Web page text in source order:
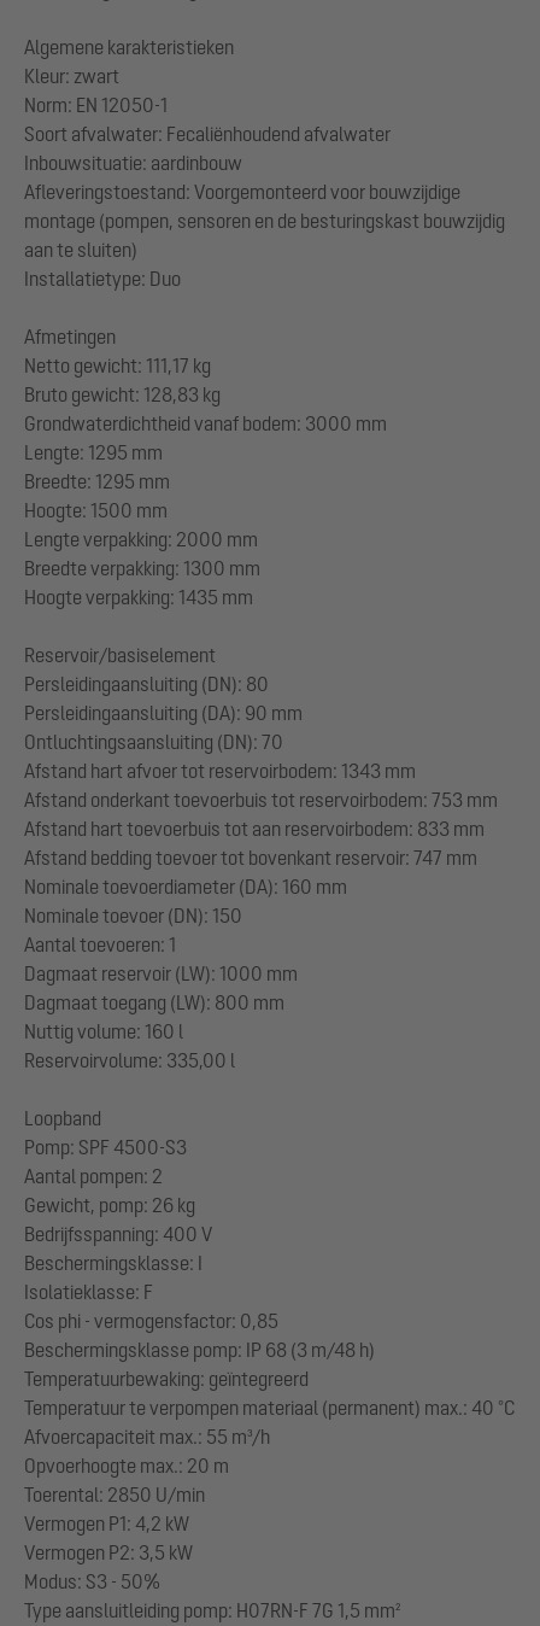
Algemene karakteristieken
Kleur: zwart
Norm: EN 12050-1
Soort afvalwater: Fecaliënhoudend afvalwater
Inbouwsituatie: aardinbouw
Afleveringstoestand: Voorgemonteerd voor bouwzijdige
montage (pompen, sensoren en de besturingskast bouwzijdig
aan te sluiten)
Installatietype: Duo
Afmetingen
Netto gewicht: 111,17 kg
Bruto gewicht: 128,83 kg
Grondwaterdichtheid vanaf bodem: 3000 mm
Lengte: 1295 mm
Breedte: 1295 mm
Hoogte: 1500 mm
Lengte verpakking: 2000 mm
Breedte verpakking: 1300 mm
Hoogte verpakking: 1435 mm
Reservoir/basiselement
Persleidingaansluiting (DN): 80
Persleidingaansluiting (DA): 90 mm
Ontluchtingsaansluiting (DN): 70
Afstand hart afvoer tot reservoirbodem: 1343 mm
Afstand onderkant toevoerbuis tot reservoirbodem: 753 mm
Afstand hart toevoerbuis tot aan reservoirbodem: 833 mm
Afstand bedding toevoer tot bovenkant reservoir: 747 mm
Nominale toevoerdiameter (DA): 160 mm
Nominale toevoer (DN): 150
Aantal toevoeren: 1
Dagmaat reservoir (LW): 1000 mm
Dagmaat toegang (LW): 800 mm
Nuttig volume: 160 l
Reservoirvolume: 335,00 l
Loopband
Pomp: SPF 4500-S3
Aantal pompen: 2
Gewicht, pomp: 26 kg
Bedrijfsspanning: 400 V
Beschermingsklasse: I
Isolatieklasse: F
Cos phi - vermogensfactor: 0,85
Beschermingsklasse pomp: IP 68 (3 m/48 h)
Temperatuurbewaking: geïntegreerd
Temperatuur te verpompen materiaal (permanent) max.: 40 °C
Afvoercapaciteit max.: 55 m³/h
Opvoerhoogte max.: 20 m
Toerental: 2850 U/min
Vermogen P1: 4,2 kW
Vermogen P2: 3,5 kW
Modus: S3 - 50%
Type aansluitleiding pomp: H07RN-F 7G 1,5 mm²